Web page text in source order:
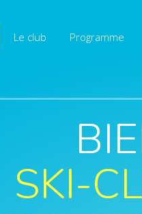
Le club Programme
SKI-